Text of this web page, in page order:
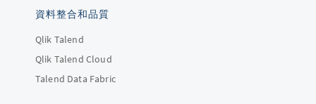
資料整合和品質
Qlik Talend
Qlik Talend Cloud
Talend Data Fabric